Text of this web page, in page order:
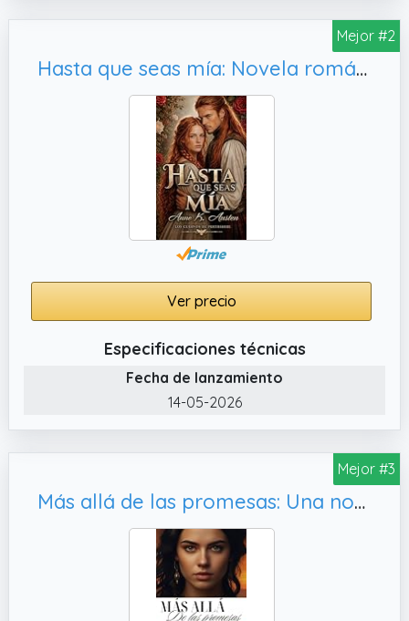
Mejor #2
Hasta que seas mía: Novela romántica histórica en Escocia. (Los Cuervos de Perthshire nº 5)
Ver precio
Especificaciones técnicas
Fecha de lanzamiento
14-05-2026
Mejor #3
Más allá de las promesas: Una novela histórica y romántica de la época de la Regencia (Romsbery nº 4)